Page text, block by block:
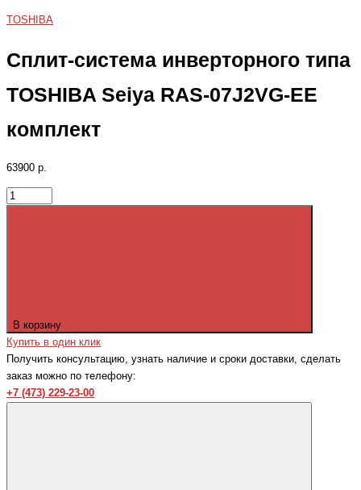
TOSHIBA
Сплит-система инверторного типа
TOSHIBA Seiya RAS-07J2VG-EE
комплект
63900 р.
В корзину
Купить в один клик
Получить консультацию, узнать наличие и сроки доставки, сделать
заказ можно по телефону:
+7 (473) 229-23-00